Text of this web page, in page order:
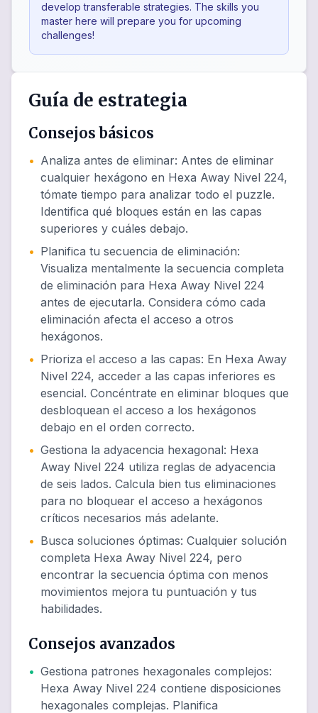
develop transferable strategies. The skills you
master here will prepare you for upcoming
challenges!
Guía de estrategia
Consejos básicos
• Analiza antes de eliminar: Antes de eliminar
cualquier hexágono en Hexa Away Nivel 224,
tómate tiempo para analizar todo el puzzle.
Identifica qué bloques están en las capas
superiores y cuáles debajo.
• Planifica tu secuencia de eliminación:
Visualiza mentalmente la secuencia completa
de eliminación para Hexa Away Nivel 224
antes de ejecutarla. Considera cómo cada
eliminación afecta el acceso a otros
hexágonos.
• Prioriza el acceso a las capas: En Hexa Away
Nivel 224, acceder a las capas inferiores es
esencial. Concéntrate en eliminar bloques que
desbloquean el acceso a los hexágonos
debajo en el orden correcto.
• Gestiona la adyacencia hexagonal: Hexa
Away Nivel 224 utiliza reglas de adyacencia
de seis lados. Calcula bien tus eliminaciones
para no bloquear el acceso a hexágonos
críticos necesarios más adelante.
• Busca soluciones óptimas: Cualquier solución
completa Hexa Away Nivel 224, pero
encontrar la secuencia óptima con menos
movimientos mejora tu puntuación y tus
habilidades.
Consejos avanzados
• Gestiona patrones hexagonales complejos:
Hexa Away Nivel 224 contiene disposiciones
hexagonales complejas. Planifica